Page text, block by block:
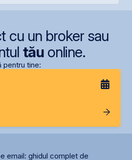
cu un broker sau
tăuonline.
pentru tine:
email: ghidul complet de